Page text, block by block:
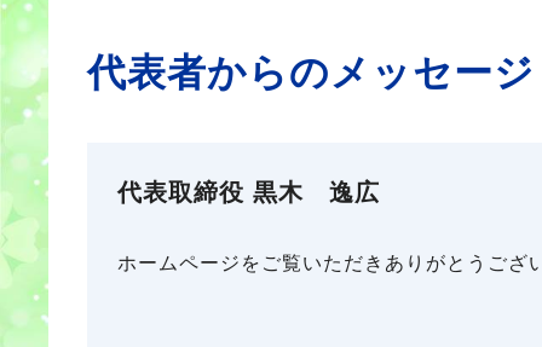
代表者からのメッセージ
代表取締役 黒木 逸広
ホームページをご覧いただきありがとうござ